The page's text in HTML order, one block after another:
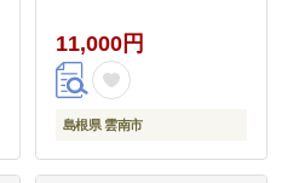
[AIAB009]
11,000円
島根県 雲南市